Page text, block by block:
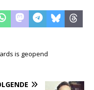
is geopend